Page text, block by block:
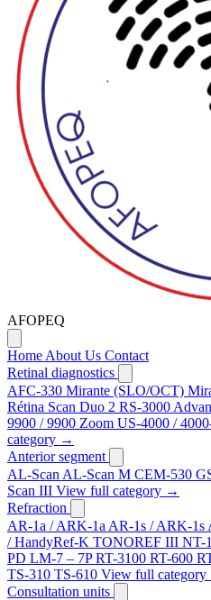
AFOPEQ
Home About Us Contact
Retinal diagnostics
AFC-330 Mirante (SLO/OCT)
Rétina Scan Duo 2 RS-3000
9900 / 9900 Zoom US-4000 /
category →
Anterior segment
AL-Scan AL-Scan M CEM-530
Scan III View full category →
Refraction
AR-1a / ARK-1a AR-1s / ARK-1s
/ HandyRef-K TONOREF III NT-
PD LM-7 – 7PRT-3100 RT-600
TS-310 TS-610 View full
Consultation units